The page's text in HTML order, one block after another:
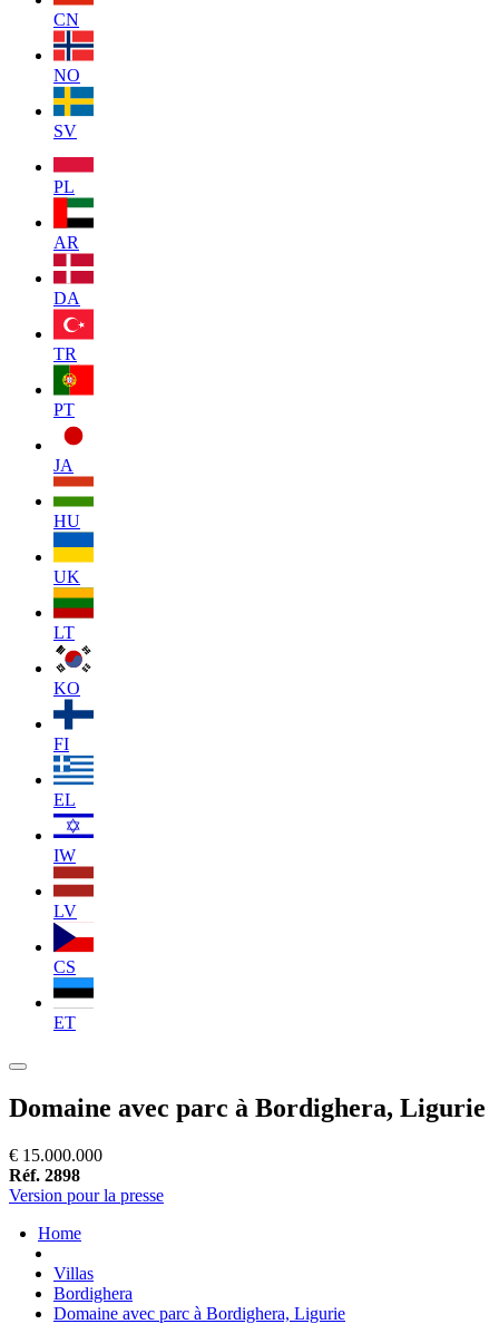
CN
NO
SV
PL
AR
DA
TR
PT
JA
HU
UK
LT
KO
FI
EL
IW
LV
CS
ET
Domaine avec parc à Bordighera, Ligurie
€ 15.000.000
Réf. 2898
Version pour la presse
Home
Villas
Bordighera
Domaine avec parc à Bordighera, Ligurie